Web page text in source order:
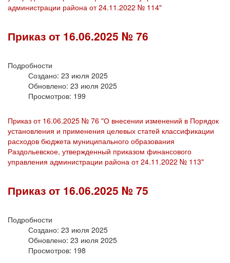
администрации района от 24.11.2022 № 114"
Приказ от 16.06.2025 № 76
Подробности
Создано: 23 июля 2025
Обновлено: 23 июля 2025
Просмотров: 199
Приказ от 16.06.2025 № 76 "О внесении изменений в Порядок
установления и применения целевых статей классификации
расходов бюджета муниципального образования
Раздольевское, утвержденный приказом финансового
управления администрации района от 24.11.2022 № 113"
Приказ от 16.06.2025 № 75
Подробности
Создано: 23 июля 2025
Обновлено: 23 июля 2025
Просмотров: 198